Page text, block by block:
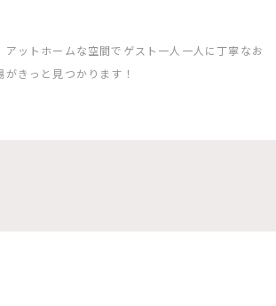
ットホームな空間でゲスト一人一人に丁寧なお
きっと見つかります！